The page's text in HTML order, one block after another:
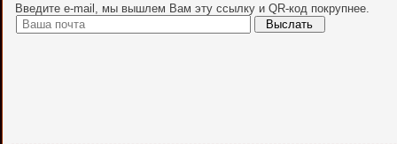
Введите e-mail, мы вышлем Вам эту ссылку и QR-код покрупнее.